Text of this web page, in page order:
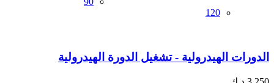
120
الدورات الهيدرولية - تشغيل الدورة الهيدرولية